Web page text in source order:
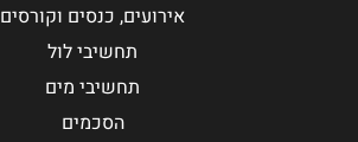
אירועים, כנסים וקורסים
תחשיבי לול
תחשיבי מים
הסכמים